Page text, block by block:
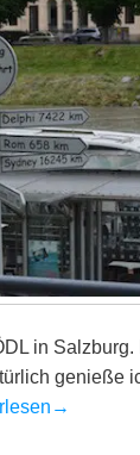
in Salzburg.
genieße
so weit!
→